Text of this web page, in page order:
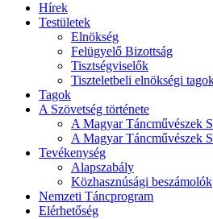
Hírek
Testületek
Elnökség
Felügyelő Bizottság
Tisztségviselők
Tiszteletbeli elnökségi
Tagok
A Szövetség története
A Magyar Táncművészek
A Magyar Táncművészek
Tevékenység
Alapszabály
Közhasznúsági beszámolók
Nemzeti Táncprogram
Elérhetőség